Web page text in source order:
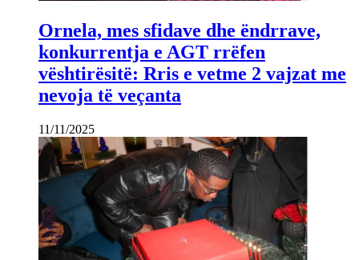
Ornela, mes sfidave dhe ëndrrave,
konkurrentja e AGT rrëfen
vështirësitë: Rris e vetme 2 vajzat me
nevoja të veçanta
11/11/2025